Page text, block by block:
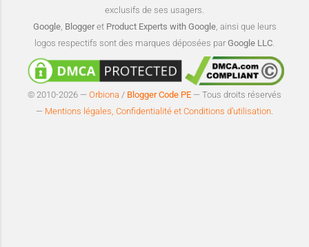
exclusifs de ses usagers.
Google, Bloggeret Product Experts with Google, ainsi que leurs
logos respectifs sont des marques déposées par Google LLC.
© 2010-2026 — Orbiona / Blogger Code PE — Tous droits réservés
— Mentions légales, Confidentialité et Conditions d’utilisation.